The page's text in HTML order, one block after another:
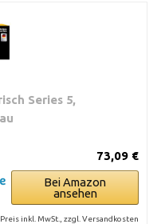
Series 5,
73,09 €
Bei Amazon
ansehen
Preis inkl. MwSt., zzgl. Versandkosten